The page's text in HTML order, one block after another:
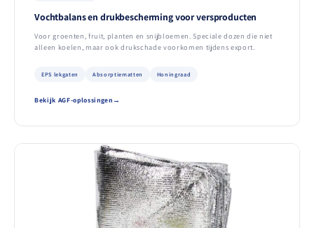
Vochtbalans en drukbescherming voor versproducten
Voor groenten, fruit, planten en snijbloemen. Speciale dozen die niet
alleen koelen, maar ook drukschade voorkomen tijdens export.
EPS lekgaten Absorptiematten Honingraad
Bekijk AGF-oplossingen